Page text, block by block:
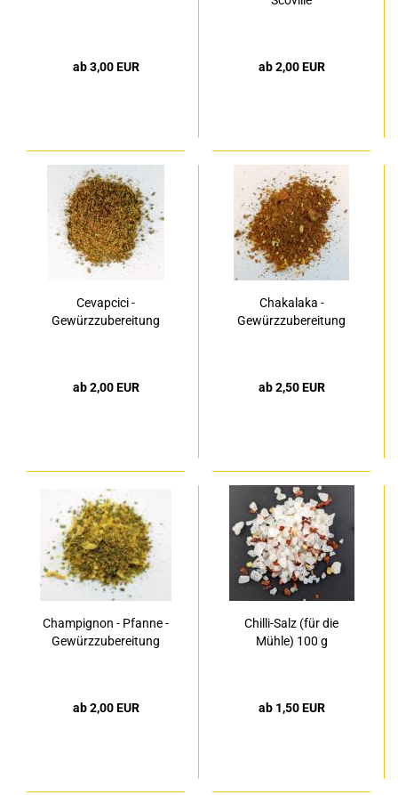
ab 3,00 EUR ab 2,00 EUR
Cevapcici -
Gewürzzubereitung
ab 2,00 EUR
Chakalaka -
Gewürzzubereitung
ab 2,50 EUR
Champignon - Pfanne -
Gewürzzubereitung
ab 2,00 EUR
Chilli-Salz (für die
Mühle) 100 g
ab 1,50 EUR